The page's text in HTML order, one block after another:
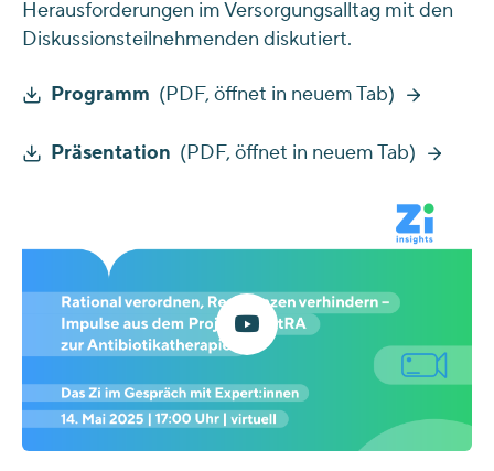
Herausforderungen im Versorgungsalltag mit den
Diskussionsteilnehmenden diskutiert.
Programm (PDF, öffnet in neuem Tab)
Präsentation (PDF, öffnet in neuem Tab)